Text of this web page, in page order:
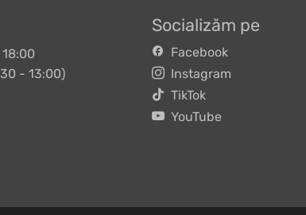
- 13:00)
Socializăm pe
Facebook
Instagram
TikTok
YouTube